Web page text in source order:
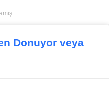
Donuyor veya